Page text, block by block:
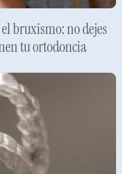
bruxismo: no dejes
tu ortodoncia